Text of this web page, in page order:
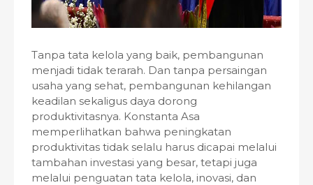
Tanpa tata kelola yang baik, pembangunan
menjadi tidak terarah. Dan tanpa persaingan
usaha yang sehat, pembangunan kehilangan
keadilan sekaligus daya dorong
produktivitasnya. Konstanta Asa
memperlihatkan bahwa peningkatan
produktivitas tidak selalu harus dicapai melalui
tambahan investasi yang besar, tetapi juga
melalui penguatan tata kelola, inovasi, dan